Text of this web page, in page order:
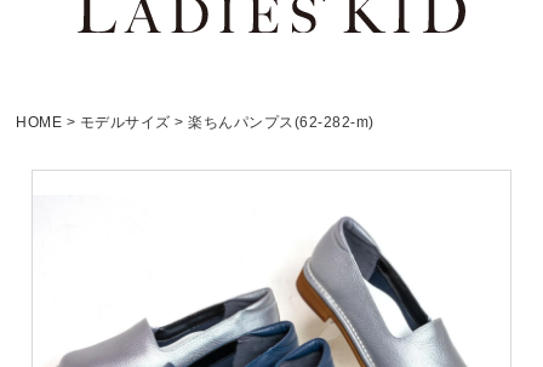
HOME モデルサイズ 楽ちんパンプス(62-282-m)